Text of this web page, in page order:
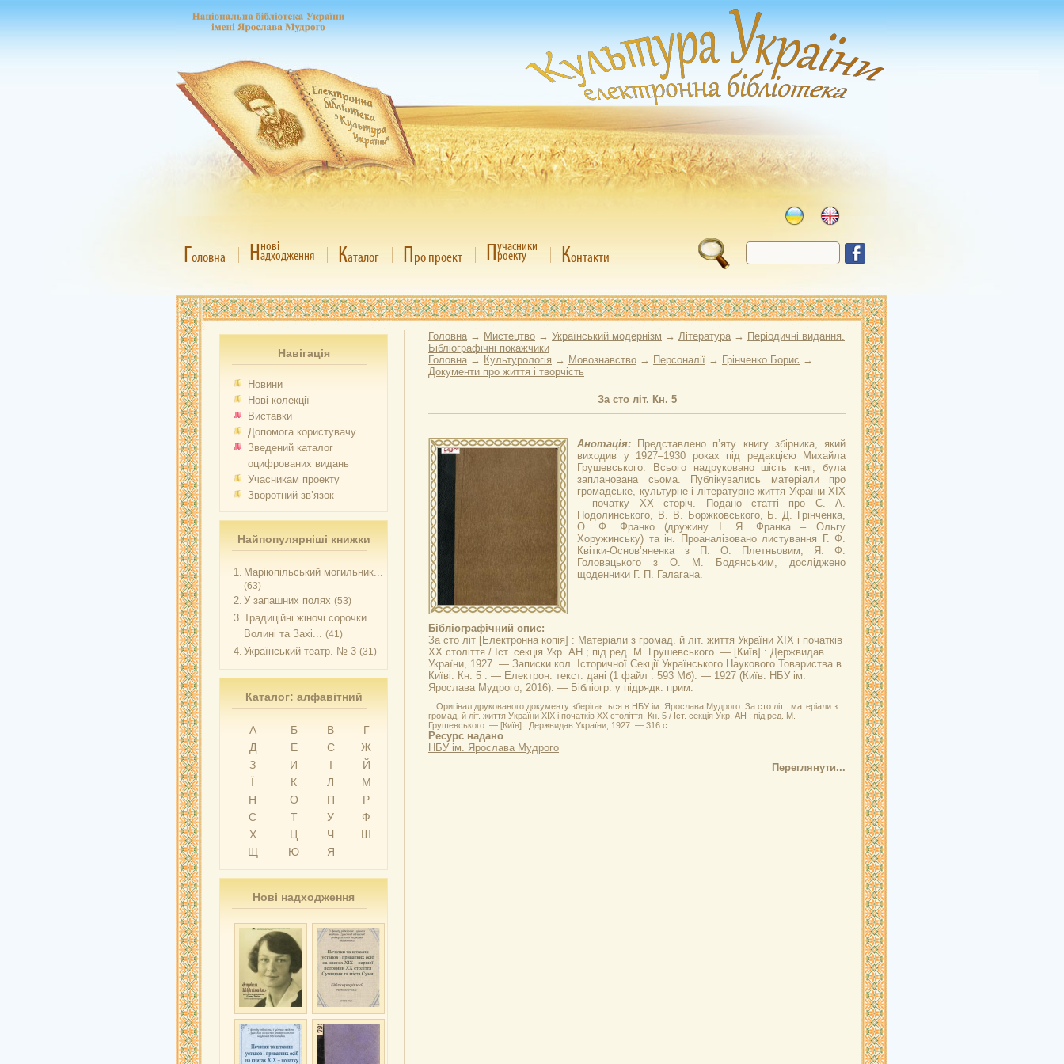
Головна Ннові
адходження Каталог Про проект Пучасники
роекту Контакти
Навігація
Новини
Нові колекції
Виставки
Допомога користувачу
Зведений каталог
оцифрованих видань
Учасникам проекту
Зворотний зв’язок
Найпопулярніші книжки
1. Маріюпільський могильник...
(63)
2. У запашних полях (53)
3. Традиційні жіночі сорочки
Волині та Захі... (41)
4. Український театр. № 3 (31)
Каталог: алфавітний
А Б В
Г
Д
Е Є
Ж
З
И І
Й
Ї
К Л
М
Н
О П
Р
С
Т У
Ф
Х
Ц Ч
Ш
Щ
Ю Я
Нові надходження
Головна → Мистецтво → Український модернізм → Література → Періодичні видання.
Бібліографічні покажчики
Головна → Культурологія → Мовознавство → Персоналії → Грінченко Борис →
Документи про життя і творчість
За сто літ. Кн. 5
Анотація:
Представлено п’яту книгу збірника, який
виходив у 1927–1930 роках під редакцією Михайла
Грушевського. Всього надруковано шість книг, була
запланована сьома. Публікувались матеріали про
громадське, культурне і літературне життя України ХІХ
– початку ХХ сторіч. Подано статті про С. А.
Подолинського, В. В. Боржковського, Б. Д. Грінченка,
О. Ф. Франко (дружину І. Я. Франка – Ольгу
Хоружинську) та ін. Проаналізовано листування Г. Ф.
Квітки-Основ’яненка з П. О. Плетньовим, Я. Ф.
Головацького з О. М. Бодянським, досліджено
щоденники Г. П. Галагана.
Бібліографічний опис:
За сто літ [Електронна копія] : Матеріали з громад. й літ. життя України XIX і початків
XX століття / Іст. секція Укр. АН ; під ред. М. Грушевського. — [Київ] : Держвидав
України, 1927. — Записки кол. Історичної Секції Українського Наукового Товариства в
Київі. Кн. 5 : — Електрон. текст. дані (1 файл : 593 Мб). — 1927 (Київ: НБУ ім.
Ярослава Мудрого, 2016). — Бібліогр. у підрядк. прим.
Оригінал друкованого документу зберігається в НБУ ім. Ярослава Мудрого: За сто літ : матеріали з
громад. й літ. життя України XIX і початків XX століття. Кн. 5 / Іст. секція Укр. АН ; під ред. М.
Грушевського. — [Київ] : Держвидав України, 1927. — 316 с.
Ресурс надано
НБУ ім. Ярослава Мудрого
Переглянути...